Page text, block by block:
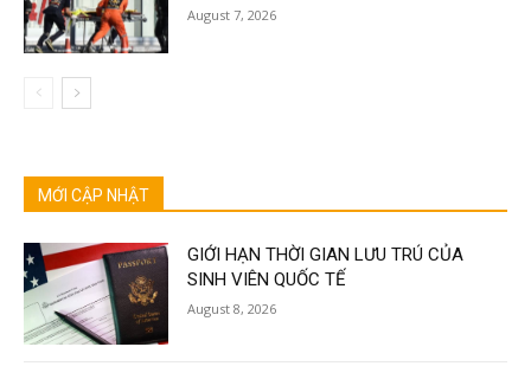
August 7, 2026
MỚI CẬP NHẬT
GIỚI HẠN THỜI GIAN LƯU TRÚ CỦA
SINH VIÊN QUỐC TẾ
August 8, 2026